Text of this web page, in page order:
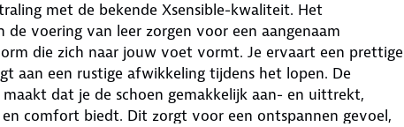
met de bekende Xsensible-kwaliteit. Het
de voering van leer zorgen voor een aangenaam
die zich naar jouw voet vormt. Je ervaart een prettige
aan een rustige afwikkeling tijdens het lopen. De
dat je de schoen gemakkelijk aan- en uittrekt,
comfort biedt. Dit zorgt voor een ontspannen gevoel,